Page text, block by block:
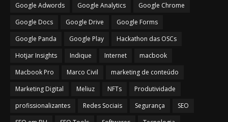
Google Adwords
Google Analytics
Google Chrome
Google Docs
Google Drive
Google Forms
Google Panda
Google Play
Hackathon das OSCs
Hotjar Insights
Indique Internet
macbook
Macbook Pro
Marco Civil
marketing de conteúdo
Marketing Digital
Meliuz NFTs
Produtividade
profissionalizantes
Redes Sociais Segurança
SEO